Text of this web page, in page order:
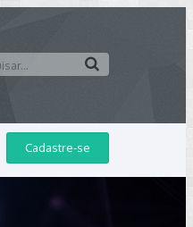
Cadastre-se